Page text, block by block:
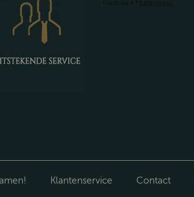
Klantenservice Contact